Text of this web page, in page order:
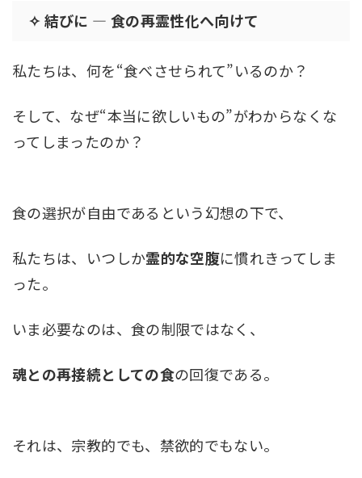
✧ 結びに ― 食の再霊性化へ向けて
私たちは、何を“食べさせられて”いるのか？
そして、なぜ“本当に欲しいもの”がわからなくな
ってしまったのか？
食の選択が自由であるという幻想の下で、
私たちは、いつしか霊的な空腹に慣れきってしま
った。
いま必要なのは、食の制限ではなく、
魂との再接続としての食の回復である。
それは、宗教的でも、禁欲的でもない。